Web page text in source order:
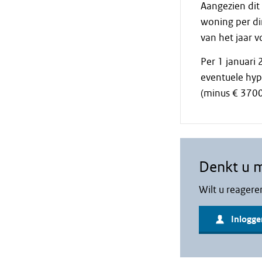
Aangezien
woning per
van het jaar
Per 1 januari
eventuele
(minus €
Denkt u
Wilt u